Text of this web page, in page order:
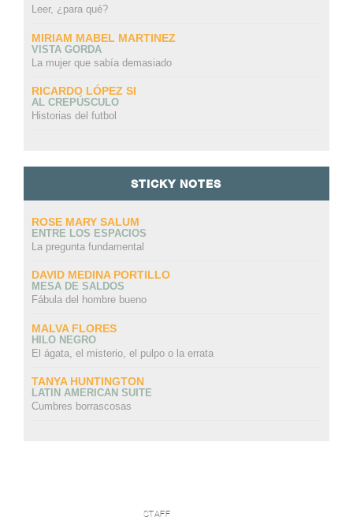
Leer, ¿para qué?
MIRIAM MABEL MARTINEZ
VISTA GORDA
La mujer que sabía demasiado
RICARDO LÓPEZ SI
AL CREPÚSCULO
Historias del futbol
STICKY NOTES
ROSE MARY SALUM
ENTRE LOS ESPACIOS
La pregunta fundamental
DAVID MEDINA PORTILLO
MESA DE SALDOS
Fábula del hombre bueno
MALVA FLORES
HILO NEGRO
El ágata, el misterio, el pulpo o la errata
TANYA HUNTINGTON
LATIN AMERICAN SUITE
Cumbres borrascosas
STAFF